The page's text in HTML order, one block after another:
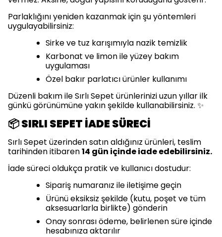
Parlaklığını yeniden kazanmak için şu yöntemleri
uygulayabilirsiniz:
Sirke ve tuz karışımıyla nazik temizlik
Karbonat ve limon ile yüzey bakım
uygulaması
Özel bakır parlatıcı ürünler kullanımı
Düzenli bakım ile Sırlı Sepet ürünlerinizi uzun yıllar ilk
günkü görünümüne yakın şekilde kullanabilirsiniz. ✨
📦 SIRLI SEPET İADE SÜRECİ
Sırlı Sepet üzerinden satın aldığınız ürünleri, teslim
tarihinden itibaren14 gün içinde iade edebilirsiniz.
İade süreci oldukça pratik ve kullanıcı dostudur:
Sipariş numaranız ile iletişime geçin
Ürünü eksiksiz şekilde (kutu, poşet ve tüm
aksesuarlarla birlikte) gönderin
Onay sonrası ödeme, belirlenen süre içinde
hesabınıza aktarılır